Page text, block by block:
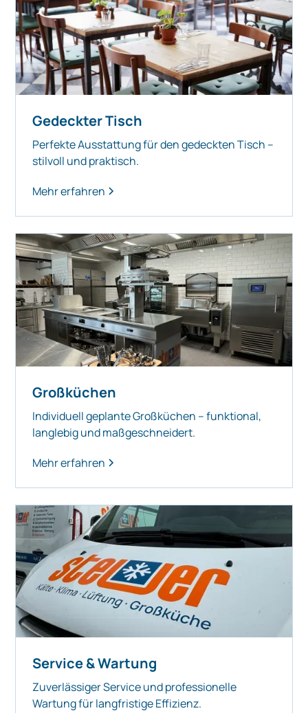
Gedeckter Tisch
Perfekte Ausstattung für den gedeckten Tisch –
stilvoll und praktisch.
Mehr erfahren
Großküchen
Individuell geplante Großküchen – funktional,
langlebig und maßgeschneidert.
Mehr erfahren
Service & Wartung
Zuverlässiger Service und professionelle
Wartung für langfristige Effizienz.